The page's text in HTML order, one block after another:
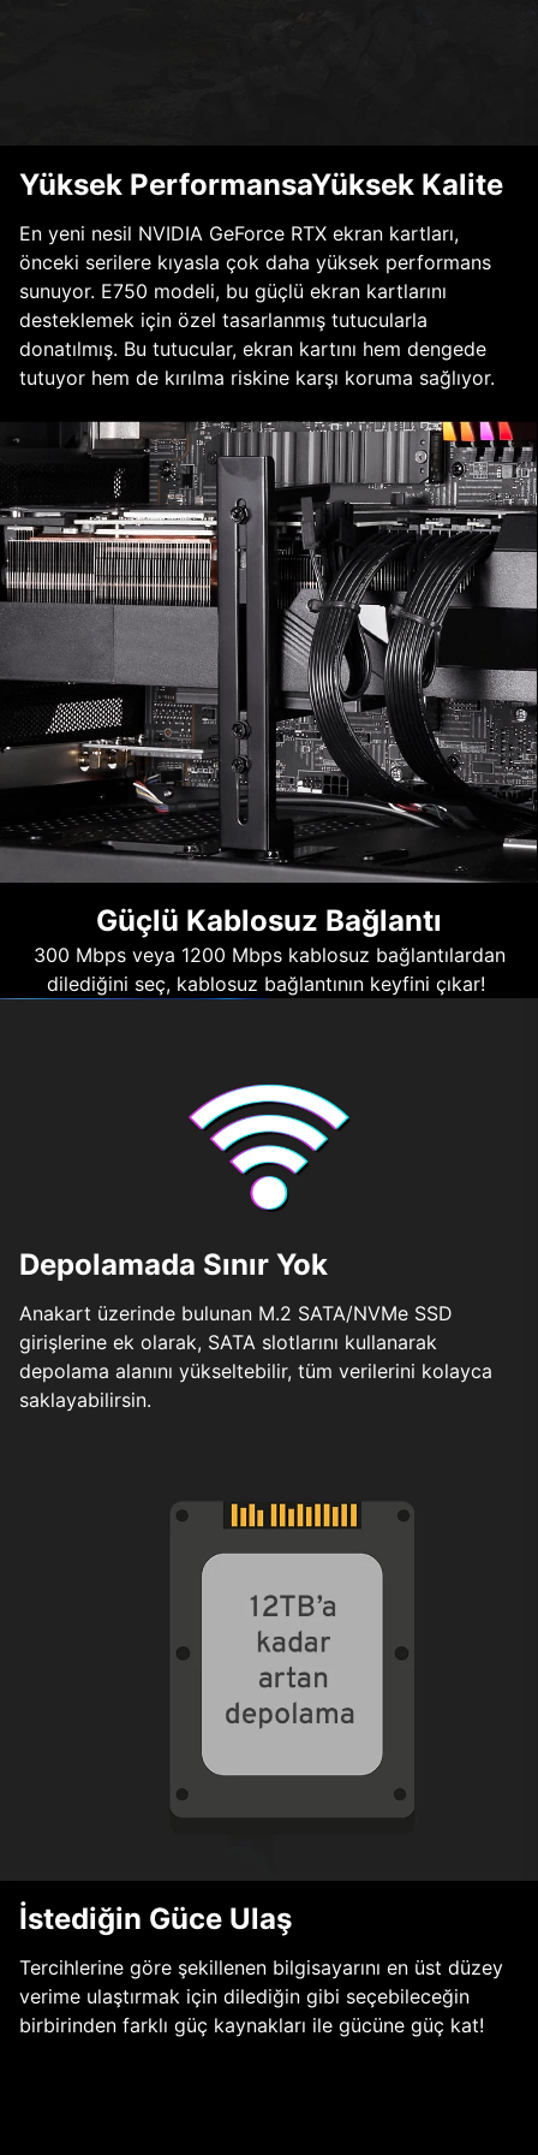
Yüksek PerformansaYüksek Kalite
En yeni nesil NVIDIA GeForce RTX ekran kartları,
önceki serilere kıyasla çok daha yüksek performans
sunuyor. E750 modeli, bu güçlü ekran kartlarını
desteklemek için özel tasarlanmış tutucularla
donatılmış. Bu tutucular, ekran kartını hem dengede
tutuyor hem de kırılma riskine karşı koruma sağlıyor.
Güçlü Kablosuz Bağlantı
300 Mbps veya 1200 Mbps kablosuz bağlantılardan
dilediğini seç, kablosuz bağlantının keyfini çıkar!
Depolamada Sınır Yok
Anakart üzerinde bulunan M.2 SATA/NVMe SSD
girişlerine ek olarak, SATA slotlarını kullanarak
depolama alanını yükseltebilir, tüm verilerini kolayca
saklayabilirsin.
İstediğin Güce Ulaş
Tercihlerine göre şekillenen bilgisayarını en üst düzey
verime ulaştırmak için dilediğin gibi seçebileceğin
birbirinden farklı güç kaynakları ile gücüne güç kat!